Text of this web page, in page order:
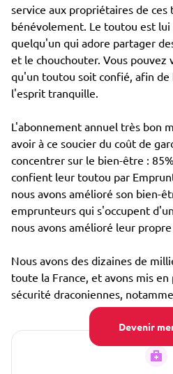
Devenir
service aux propriétaires de
bénévolement. Le toutou est
quelqu'un qui adore partager
et le chouchouter. Vous pouvez
qu'un toutou soit confié, afin
l'esprit tranquille.
L'abonnement annuel très bon
avoir à ce soucier du coût de
concentrer sur le bien-être :
confient leur toutou par
nous avons amélioré son bien-
emprunteurs qui s'occupent
nous avons amélioré leur
Nous avons des dizaines de
toute la France, et avons mis en
sécurité draconiennes,